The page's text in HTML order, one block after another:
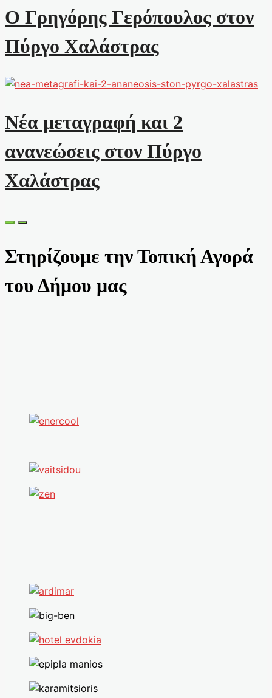
Ο Γρηγόρης Γερόπουλος στον
Πύργο Χαλάστρας
Νέα μεταγραφή και 2
ανανεώσεις στον Πύργο
Χαλάστρας
Στηρίζουμε την Τοπική Αγορά
του Δήμου μας